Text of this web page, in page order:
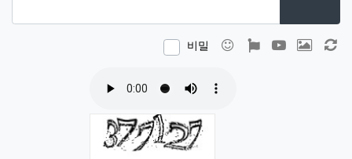
비밀 이모티콘폰트어썸
동영상 이미지